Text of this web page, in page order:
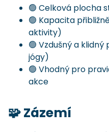
🟢 Celková plocha
🟢 Kapacita
aktivity)
🟢 Vzdušný a
jógy)
🟢 Vhodný pro
akce
🧩 Zázemí